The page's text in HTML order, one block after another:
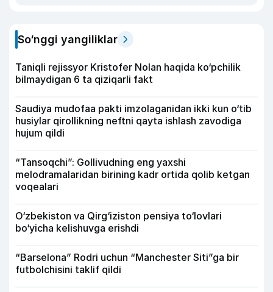
So‘nggi yangiliklar
Taniqli rejissyor Kristofer Nolan haqida ko‘pchilik
bilmaydigan 6 ta qiziqarli fakt
Saudiya mudofaa pakti imzolaganidan ikki kun o‘tib
husiylar qirollikning neftni qayta ishlash zavodiga
hujum qildi
“Tansoqchi”: Gollivudning eng yaxshi
melodramalaridan birining kadr ortida qolib ketgan
voqealari
O‘zbekiston va Qirg‘iziston pensiya to‘lovlari
bo‘yicha kelishuvga erishdi
“Barselona” Rodri uchun “Manchester Siti”ga bir
futbolchisini taklif qildi